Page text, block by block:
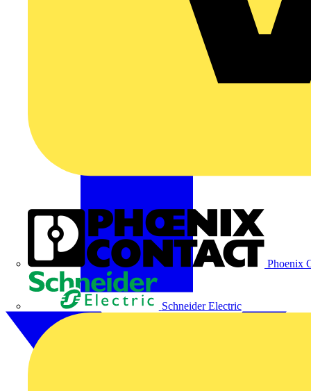
Phoenix
Schneider Electric